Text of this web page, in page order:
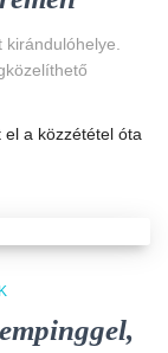
el a közzététel óta